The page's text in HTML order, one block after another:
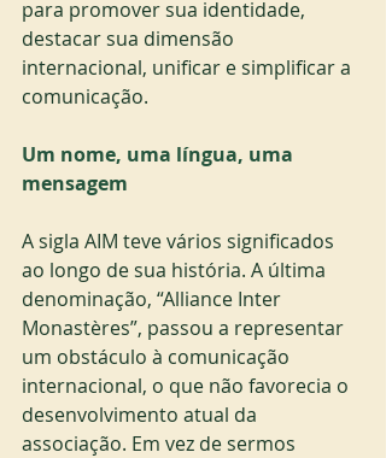
para promover sua identidade,
destacar sua dimensão
internacional, unificar e simplificar a
comunicação.
Um nome, uma língua, uma
mensagem
A sigla AIM teve vários significados
ao longo de sua história. A última
denominação, “Alliance Inter
Monastères”, passou a representar
um obstáculo à comunicação
internacional, o que não favorecia o
desenvolvimento atual da
associação. Em vez de sermos